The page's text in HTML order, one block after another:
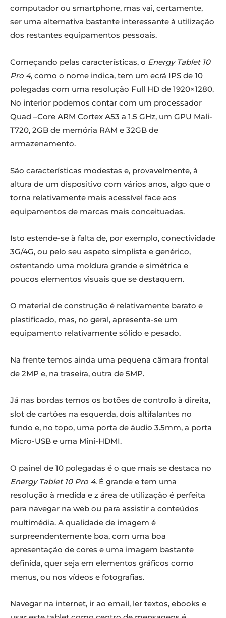
computador ou smartphone, mas vai, certamente,
ser uma alternativa bastante interessante à utilização
dos restantes equipamentos pessoais.
Começando pelas características, o Energy Tablet 10
Pro 4, como o nome indica, tem um ecrã IPS de 10
polegadas com uma resolução Full HD de 1920×1280.
No interior podemos contar com um processador
Quad –Core ARM Cortex A53 a 1.5 GHz, um GPU Mali-
T720, 2GB de memória RAM e 32GB de
armazenamento.
São características modestas e, provavelmente, à
altura de um dispositivo com vários anos, algo que o
torna relativamente mais acessível face aos
equipamentos de marcas mais conceituadas.
Isto estende-se à falta de, por exemplo, conectividade
3G/4G, ou pelo seu aspeto simplista e genérico,
ostentando uma moldura grande e simétrica e
poucos elementos visuais que se destaquem.
O material de construção é relativamente barato e
plastificado, mas, no geral, apresenta-se um
equipamento relativamente sólido e pesado.
Na frente temos ainda uma pequena câmara frontal
de 2MP e, na traseira, outra de 5MP.
Já nas bordas temos os botões de controlo à direita,
slot de cartões na esquerda, dois altifalantes no
fundo e, no topo, uma porta de áudio 3.5mm, a porta
Micro-USB e uma Mini-HDMI.
O painel de 10 polegadas é o que mais se destaca no
Energy Tablet 10 Pro 4. É grande e tem uma
resolução à medida e z área de utilização é perfeita
para navegar na web ou para assistir a conteúdos
multimédia. A qualidade de imagem é
surpreendentemente boa, com uma boa
apresentação de cores e uma imagem bastante
definida, quer seja em elementos gráficos como
menus, ou nos vídeos e fotografias.
Navegar na internet, ir ao email, ler textos, ebooks e